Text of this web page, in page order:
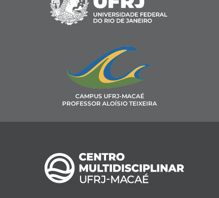
CAMPUS UFRJ-MACAÉ
PROFESSOR ALOÍSIO TEIXEIRA